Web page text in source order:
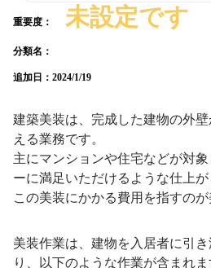
重要度： 未設定です
分類名：
追加日： 2024/1/19
建築美装は、完成した建物の外
える業務です。
主にマンションや住宅などが対
ーに満足いただけるような仕上が
この美装にかかる費用を指すのが
美装作業は、建物を入居者に引
り、以下のような作業が含まれま